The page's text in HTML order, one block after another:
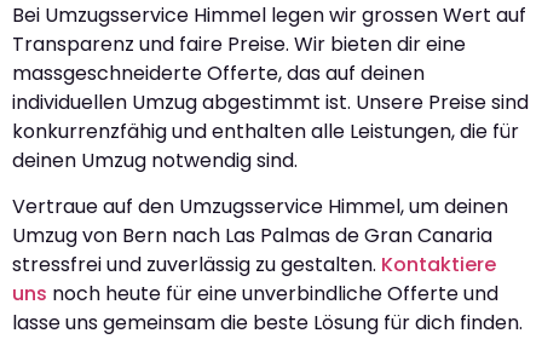
Bei Umzugsservice Himmel legen wir grossen Wert auf
Transparenz und faire Preise. Wir bieten dir eine
massgeschneiderte Offerte, das auf deinen
individuellen Umzug abgestimmt ist. Unsere Preise sind
konkurrenzfähig und enthalten alle Leistungen, die für
deinen Umzug notwendig sind.
Vertraue auf den Umzugsservice Himmel, um deinen
Umzug von Bern nach Las Palmas de Gran Canaria
stressfrei und zuverlässig zu gestalten. Kontaktiere
uns noch heute für eine unverbindliche Offerte und
lasse uns gemeinsam die beste Lösung für dich finden.